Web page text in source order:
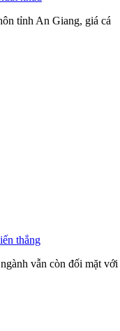
tỉnh An Giang, giá cá
thắng
vẫn còn đối mặt với